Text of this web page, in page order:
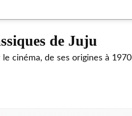
de Juju
le cinéma, de ses origines à 1970